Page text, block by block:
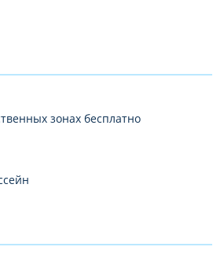
зонах бесплатно
с подогревом